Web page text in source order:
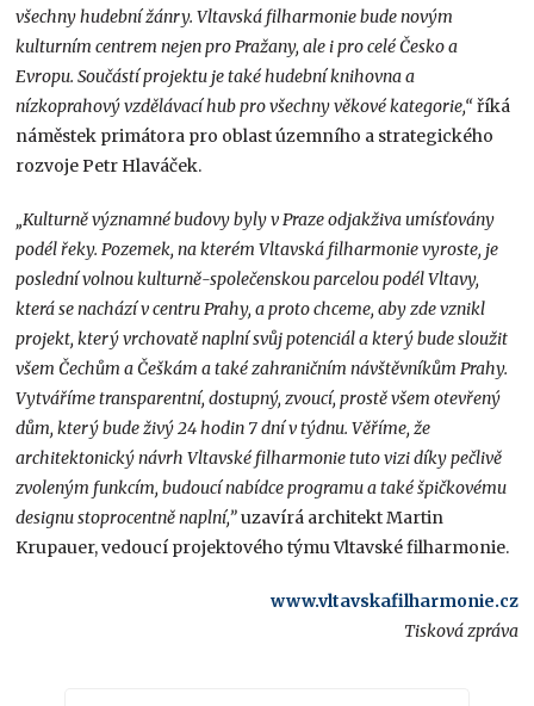
všechny hudební žánry. Vltavská filharmonie bude novým
kulturním centrem nejen pro Pražany, ale i pro celé Česko a
Evropu. Součástí projektu je také hudební knihovna a
nízkoprahový vzdělávací hub pro všechny věkové kategorie,“říká
náměstek primátora pro oblast územního a strategického
rozvoje Petr Hlaváček.
„Kulturně významné budovy byly v Praze odjakživa umísťovány
podél řeky. Pozemek, na kterém Vltavská filharmonie vyroste, je
poslední volnou kulturně-společenskou parcelou podél Vltavy,
která se nachází v centru Prahy, a proto chceme, aby zde vznikl
projekt, který vrchovatě naplní svůj potenciál a který bude sloužit
všem Čechům a Češkám a také zahraničním návštěvníkům Prahy.
Vytváříme transparentní, dostupný, zvoucí, prostě všem otevřený
dům, který bude živý 24 hodin 7 dní v týdnu. Věříme, že
architektonický návrh Vltavské filharmonie tuto vizi díky pečlivě
zvoleným funkcím, budoucí nabídce programu a také špičkovému
designu stoprocentně naplní,”uzavírá architekt Martin
Krupauer, vedoucí projektového týmu Vltavské filharmonie.
www.vltavskafilharmonie.cz
Tisková zpráva